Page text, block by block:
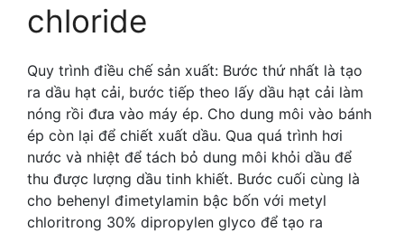
chloride
Quy trình điều chế sản xuất: Bước thứ nhất là tạo
ra dầu hạt cải, bước tiếp theo lấy dầu hạt cải làm
nóng rồi đưa vào máy ép. Cho dung môi vào bánh
ép còn lại để chiết xuất dầu. Qua quá trình hơi
nước và nhiệt để tách bỏ dung môi khỏi dầu để
thu được lượng dầu tinh khiết. Bước cuối cùng là
cho behenyl đimetylamin bậc bốn với metyl
chloritrong 30% dipropylen glyco để tạo ra